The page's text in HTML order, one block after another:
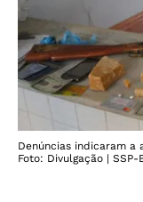
Denúncias indicaram a
Foto: Divulgação | SSP-